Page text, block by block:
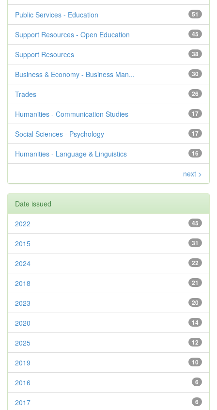
51
Public Services - Education
45
Support Resources - Open Education
38
Support Resources
30
Business & Economy - Business Man...
26
Trades
17
Humanities - Communication Studies
17
Social Sciences - Psychology
16
Humanities - Language & Linguistics
next >
Date issued
45
2022
31
2015
22
2024
21
2018
20
2023
14
2020
12
2025
10
2019
6
2016
6
2017